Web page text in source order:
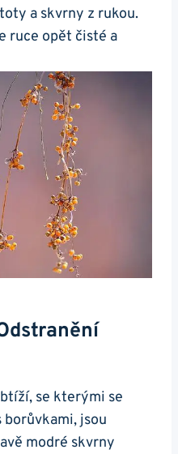
a skvrny z rukou.
ruce opět čisté a
se kterými se
jsou
modré skvrny